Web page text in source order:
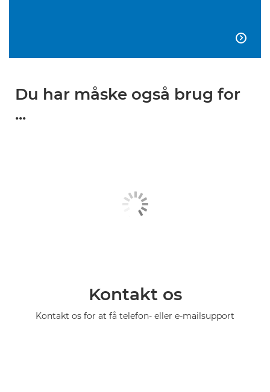

Du har måske også brug for
...
Kontakt os
Kontakt os for at få telefon- eller e-mailsupport